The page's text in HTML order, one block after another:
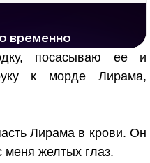
посасываю ее и
к морде Лирама,
Лирама в крови. Он
меня желтых глаз.